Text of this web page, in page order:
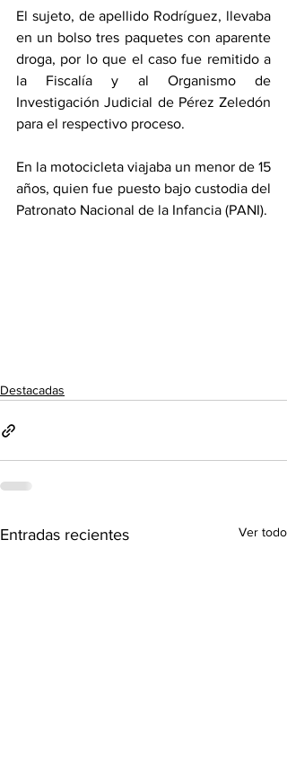
El sujeto, de apellido Rodríguez, llevaba
en un bolso tres paquetes con aparente
droga, por lo que el caso fue remitido a
la Fiscalía y al Organismo de
Investigación Judicial de Pérez Zeledón
para el respectivo proceso.
En la motocicleta viajaba un menor de 15
años, quien fue puesto bajo custodia del
Patronato Nacional de la Infancia (PANI).
Destacadas
Entradas recientes Ver todo